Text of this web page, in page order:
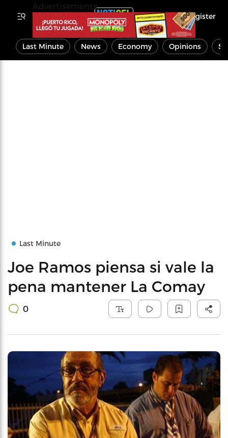
Register
Last Minute News Economy Opinions
Last Minute
Joe Ramos piensa si vale la
pena mantener La Comay
0
Advertisements